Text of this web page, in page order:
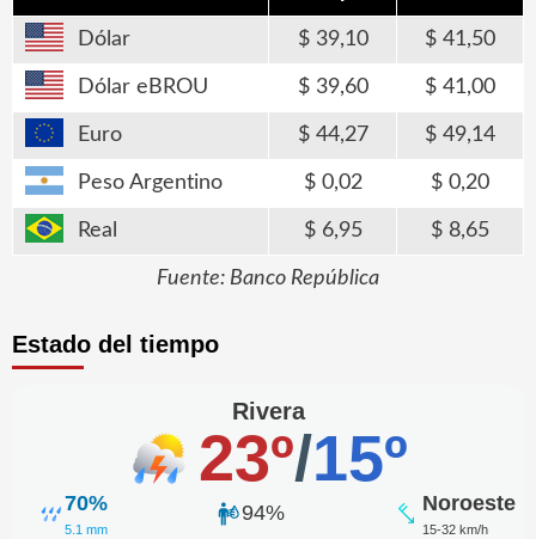
Dólar 39,10 41,50
Dólar eBROU 39,60 41,00
Euro 44,27 49,14
Peso Argentino 0,02 0,20
Real 6,95 8,65
Fuente: Banco República
Estado del tiempo
Rivera
23º/15º
70%
5.1 mm
94% Noroeste
15-32 km/h